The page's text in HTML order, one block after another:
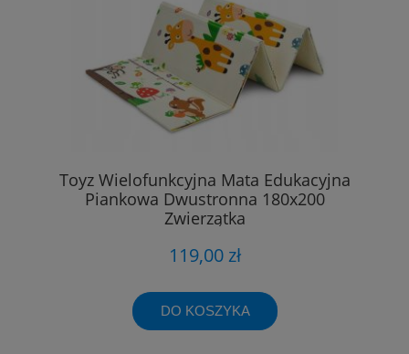
Toyz Wielofunkcyjna Mata Edukacyjna
Piankowa Dwustronna 180x200
Zwierzątka
119,00 zł
DO KOSZYKA